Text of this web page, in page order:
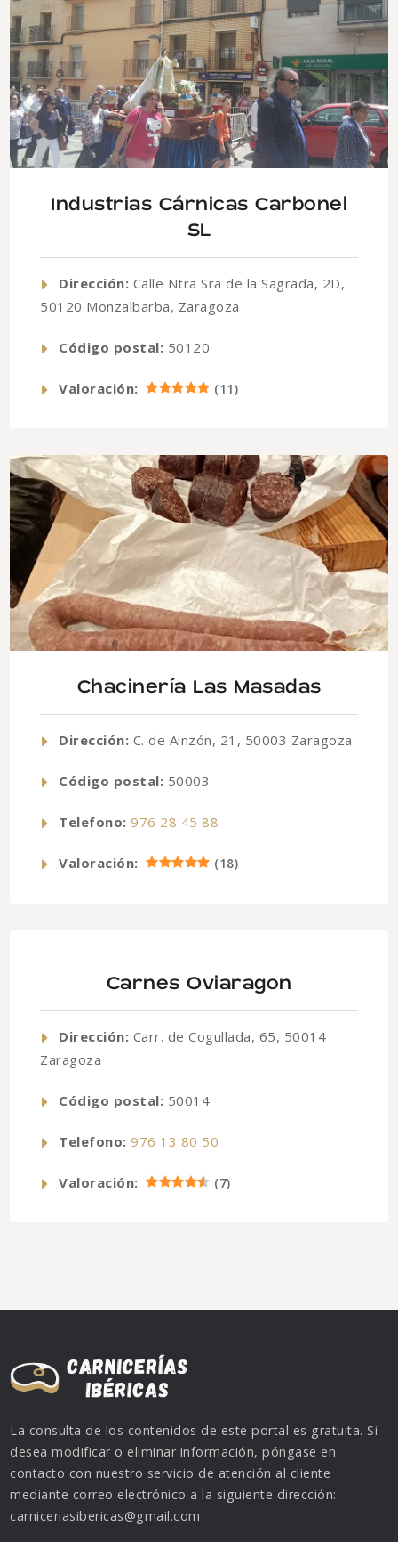
Industrias Cárnicas Carbonel
SL
Dirección: Calle Ntra Sra de la Sagrada, 2D,
50120 Monzalbarba, Zaragoza
Código postal: 50120
Valoración: (11)
Chacinería Las Masadas
Dirección: C. de Ainzón, 21, 50003 Zaragoza
Código postal: 50003
Telefono: 976 28 45 88
Valoración: (18)
Carnes Oviaragon
Dirección: Carr. de Cogullada, 65, 50014
Zaragoza
Código postal: 50014
Telefono: 976 13 80 50
Valoración: (7)
La consulta de los contenidos de este portal es gratuita. Si
desea modificar o eliminar información, póngase en
contacto con nuestro servicio de atención al cliente
mediante correo electrónico a la siguiente dirección:
carniceriasibericas@gmail.com